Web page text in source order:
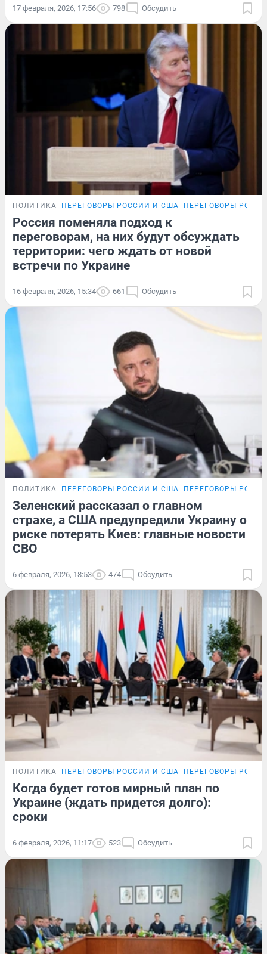
17 февраля, 2026, 17:56 798 Обсудить
ПОЛИТИКА ПЕРЕГОВОРЫ РОССИИ И США ПЕРЕГОВОРЫ
Россия поменяла подход к
переговорам, на них будут обсуждать
территории: чего ждать от новой
встречи по Украине
16 февраля, 2026, 15:34 661 Обсудить
ПОЛИТИКА ПЕРЕГОВОРЫ РОССИИ И США ПЕРЕГОВОРЫ
Зеленский рассказал о главном
страхе, а США предупредили Украину о
риске потерять Киев: главные новости
СВО
6 февраля, 2026, 18:53 474 Обсудить
ПОЛИТИКА ПЕРЕГОВОРЫ РОССИИ И США ПЕРЕГОВОРЫ
Когда будет готов мирный план по
Украине (ждать придется долго):
сроки
6 февраля, 2026, 11:17 523 Обсудить